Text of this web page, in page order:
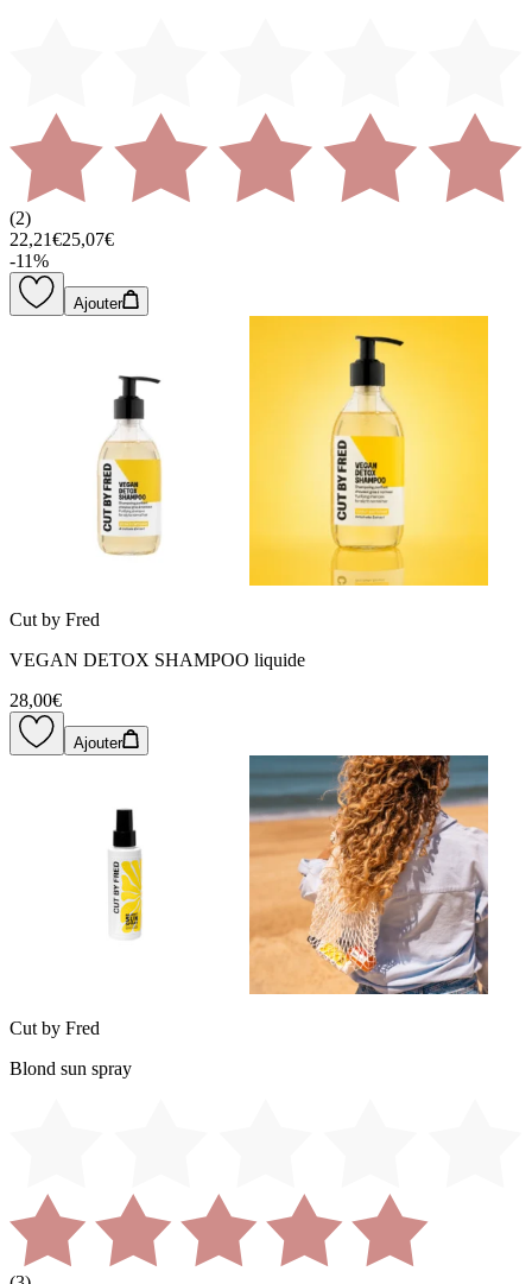
(2)
22,21€25,07€
-11%
Ajouter
Cut by Fred
VEGAN DETOX SHAMPOO liquide
28,00€
Ajouter
Cut by Fred
Blond sun spray